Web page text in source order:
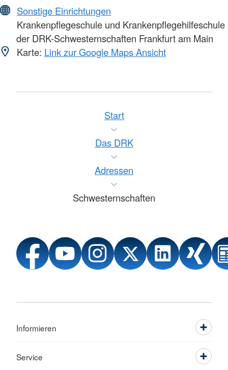
Sonstige Einrichtungen
Krankenpflegeschule und Krankenpflegehilfeschule
der DRK-Schwesternschaften Frankfurt am Main
Karte: Link zur Google Maps Ansicht
Start
Das DRK
Adressen
Schwesternschaften
Informieren
Service